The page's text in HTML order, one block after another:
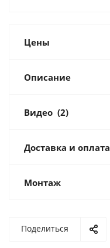
Цены
Описание
Видео (2)
Доставка и оплата
Монтаж
Поделиться